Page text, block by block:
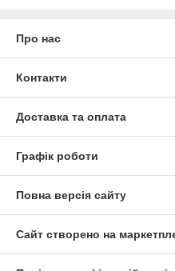
Про нас
Контакти
Доставка та оплата
Графік роботи
Повна версія сайту
Сайт створено на